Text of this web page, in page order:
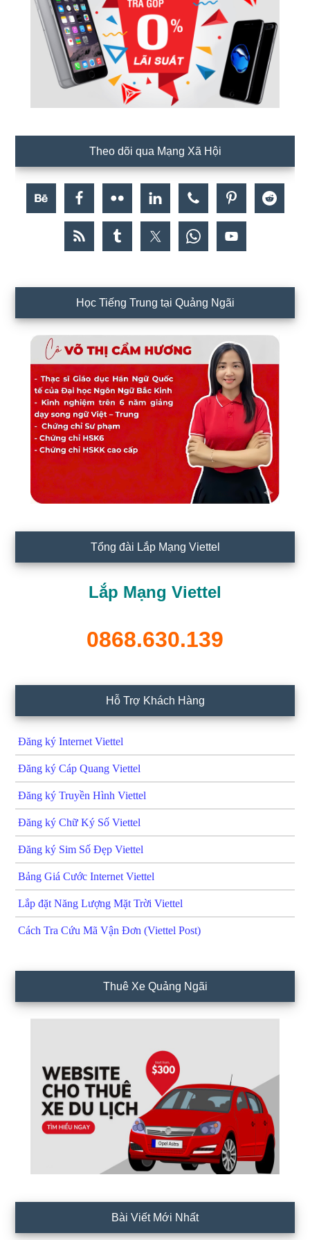
Theo dõi qua Mạng Xã Hội
Học Tiếng Trung tại Quảng Ngãi
Tổng đài Lắp Mạng Viettel
Lắp Mạng Viettel
0868.630.139
Hỗ Trợ Khách Hàng
Đăng ký Internet Viettel
Đăng ký Cáp Quang Viettel
Đăng ký Truyền Hình Viettel
Đăng ký Chữ Ký Số Viettel
Đăng ký Sim Số Đẹp Viettel
Bảng Giá Cước Internet Viettel
Lắp đặt Năng Lượng Mặt Trời Viettel
Cách Tra Cứu Mã Vận Đơn (Viettel Post)
Thuê Xe Quảng Ngãi
Bài Viết Mới Nhất